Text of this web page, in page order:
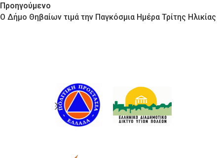
Προηγούμενο
Ο Δήμο Θηβαίων τιμά την Παγκόσμια Ημέρα Τρίτης Ηλικίας